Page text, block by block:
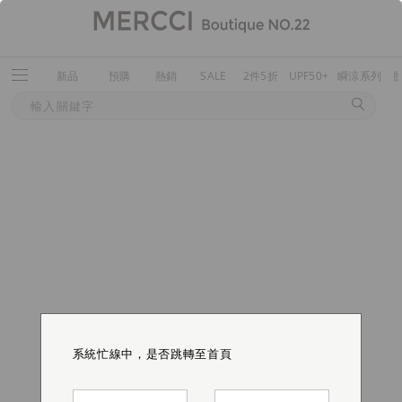
新品 預購 熱銷 SALE 2件5折 UPF50+ 瞬涼系列
系統忙線中，是否跳轉至首頁
系統忙線中，是否跳轉至首頁
系統忙線中，是否跳轉至首頁
系統忙線中，是否跳轉至首頁
系統忙線中，是否跳轉至首頁